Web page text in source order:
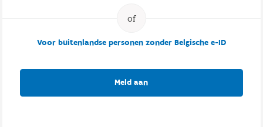
Voor buitenlandse personen zonder Belgische e-ID
Meld aan